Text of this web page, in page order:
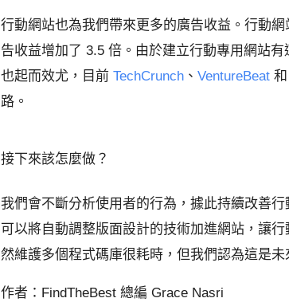
行動網站也為我們帶來更多的廣告收益。行動
告收益增加了 3.5 倍。由於建立行動專用網站
也起而效尤，目前 TechCrunch 、 VentureBeat 和
路。
接下來該怎麼做？
我們會不斷分析使用者的行為，據此持續改善
可以將自動調整版面設計的技術加進網站，讓
然維護多個程式碼庫很耗時，但我們認為這是未
作者：FindTheBest 總編 Grace Nasri